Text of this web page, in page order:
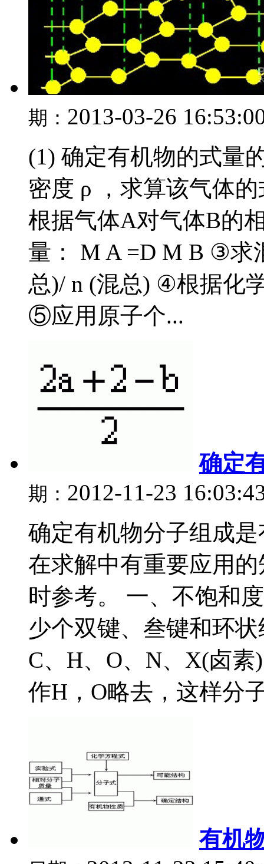
期： 2013-03-26
(1) 确定有机物的式量
密度 ρ ，求算该气体
根据气体A对气体B的
量： M A =D M B ③求
总)/ n (混总) ④根据化
⑤应用原子个...
确定
期： 2012-11-23
确定有机物分子组成
在求解中有重要应用
时参考。 一、不饱和
少个双键、叁键和环
C、H、O、N、X(卤
作H，O略去，这样分
有机